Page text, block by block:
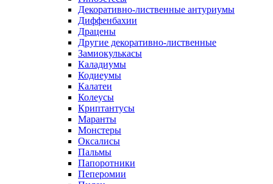
Декоративно-лиственные антуриумы
Диффенбахии
Драцены
Другие декоративно-лиственные
Замиокулькасы
Каладиумы
Кодиеумы
Калатеи
Колеусы
Криптантусы
Маранты
Монстеры
Оксалисы
Пальмы
Папоротники
Пеперомии